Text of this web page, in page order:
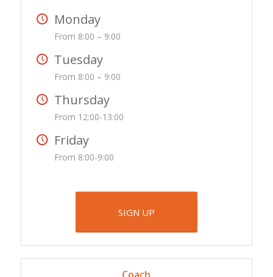
Monday
From 8:00 – 9:00
Tuesday
From 8:00 – 9:00
Thursday
From 12:00-13:00
Friday
From 8:00-9:00
SIGN UP